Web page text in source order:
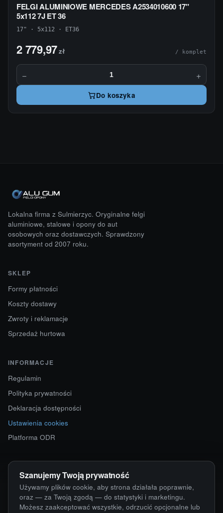
FELGI ALUMINIOWE MERCEDES A2534010600 17"
5x112 7J ET 36
17" · 5x112 · ET36
2 779,97zł / komplet
− +
Do koszyka
Lokalna firma z Sulmierzyc. Oryginalne felgi
aluminiowe, stalowe i opony do aut
osobowych oraz dostawczych. Sprawdzony
asortyment od 2007 roku.
SKLEP
Formy płatności
Koszty dostawy
Zwroty i reklamacje
Sprzedaż hurtowa
INFORMACJE
Regulamin
Polityka prywatności
Deklaracja dostępności
Ustawienia cookies
Platforma ODR
KONTAKT
ul. Starokościelna 12
63-750 Sulmierzyce
792 171 171 · 791 110 055
Szanujemy Twoją prywatność
Używamy plików cookie, aby strona działała poprawnie,
oraz — za Twoją zgodą — do statystyki i marketingu.
Możesz zaakceptować wszystkie, odrzucić opcjonalne lub